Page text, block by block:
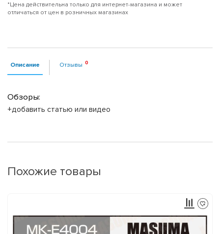
*Цена действительна только для интернет-магазина и может
отличаться от цен в розничных магазинах
Описание Отзывы
Обзоры:
+добавить статью или видео
Похожие товары